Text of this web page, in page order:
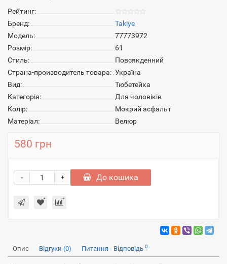
Рейтинг:
Бренд:
Takiye
Модель:
77773972
Розмір:
61
Стиль:
Повсякденний
Страна-производитель товара: Україна
Вид:
Тюбетейка
Категорія:
Для чоловіків
Колір:
Мокрий асфальт
Матеріал:
Велюр
580 грн
+
- До кошика
Опис Відгуки (0) Питання - Відповідь 0